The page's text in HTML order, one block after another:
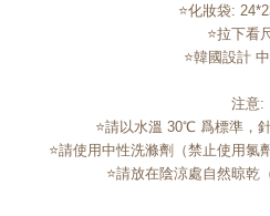
⭐化妝袋:
⭐拉下看
⭐韓國設計
注意:
⭐請以水溫 30℃ 爲標準，
⭐請使用中性洗滌劑（禁止使用氯
⭐請放在陰涼處自然晾乾